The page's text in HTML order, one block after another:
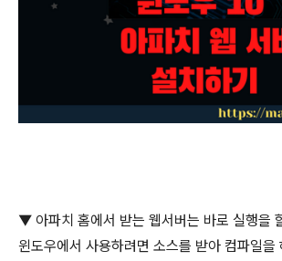
▼ 아파치 홈에서 받는 웹서버는 바로 실행을
윈도우에서 사용하려면 소스를 받아 컴파일을